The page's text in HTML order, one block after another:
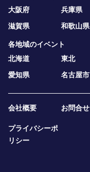
大阪府
兵庫県
滋賀県
和歌山県
各地域のイベント
北海道
東北
愛知県
名古屋市
会社概要 お問合せ
プライバシーポ
リシー